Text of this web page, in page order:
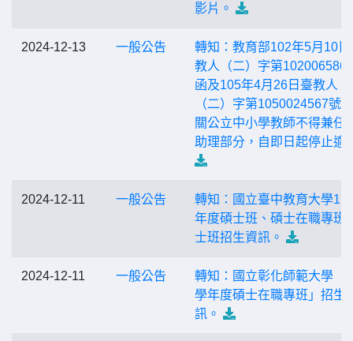
影片。
2024-12-13 一般公告
轉知：教育部102年5月10日
教人（二）字第
函及105年4月26日臺教人
（二）字第1050024567號
關公立中小學教師不得兼任
助理部分，自即日起停止適
2024-12-11 一般公告
轉知：國立臺中教育大學
年度碩士班、碩士在職專班
士班招生資訊。
2024-12-11 一般公告
轉知：國立彰化師範大學「
學年度碩士在職專班」招生
訊。